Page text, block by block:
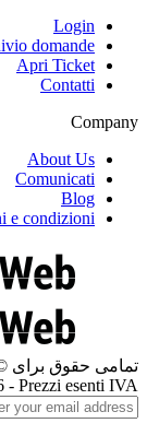
Login
domande
Apri Ticket
Contatti
Company
About Us
Comunicati
Blog
e condizioni
- Prezzi esenti IVA